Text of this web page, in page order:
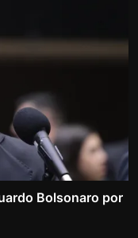
Bolsonaro por